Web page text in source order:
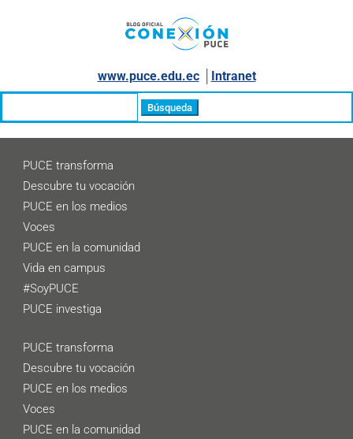
www.puce.edu.ec│ Intranet
PUCE transforma
Descubre tu vocación
PUCE en los medios
Voces
PUCE en la comunidad
Vida en campus
#SoyPUCE
PUCE investiga
PUCE transforma
Descubre tu vocación
PUCE en los medios
Voces
PUCE en la comunidad